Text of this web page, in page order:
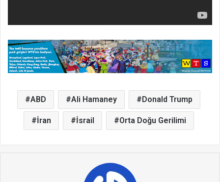
ABD Ali Hamaney Donald Trump
İran İsrail Orta Doğu Gerilimi